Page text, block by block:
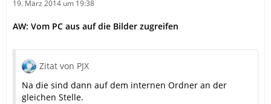
19. März 2014 um 19:38
AW: Vom PC aus auf die Bilder zugreifen
Zitat von PJX
Na die sind dann auf dem internen Ordner an der
gleichen Stelle.